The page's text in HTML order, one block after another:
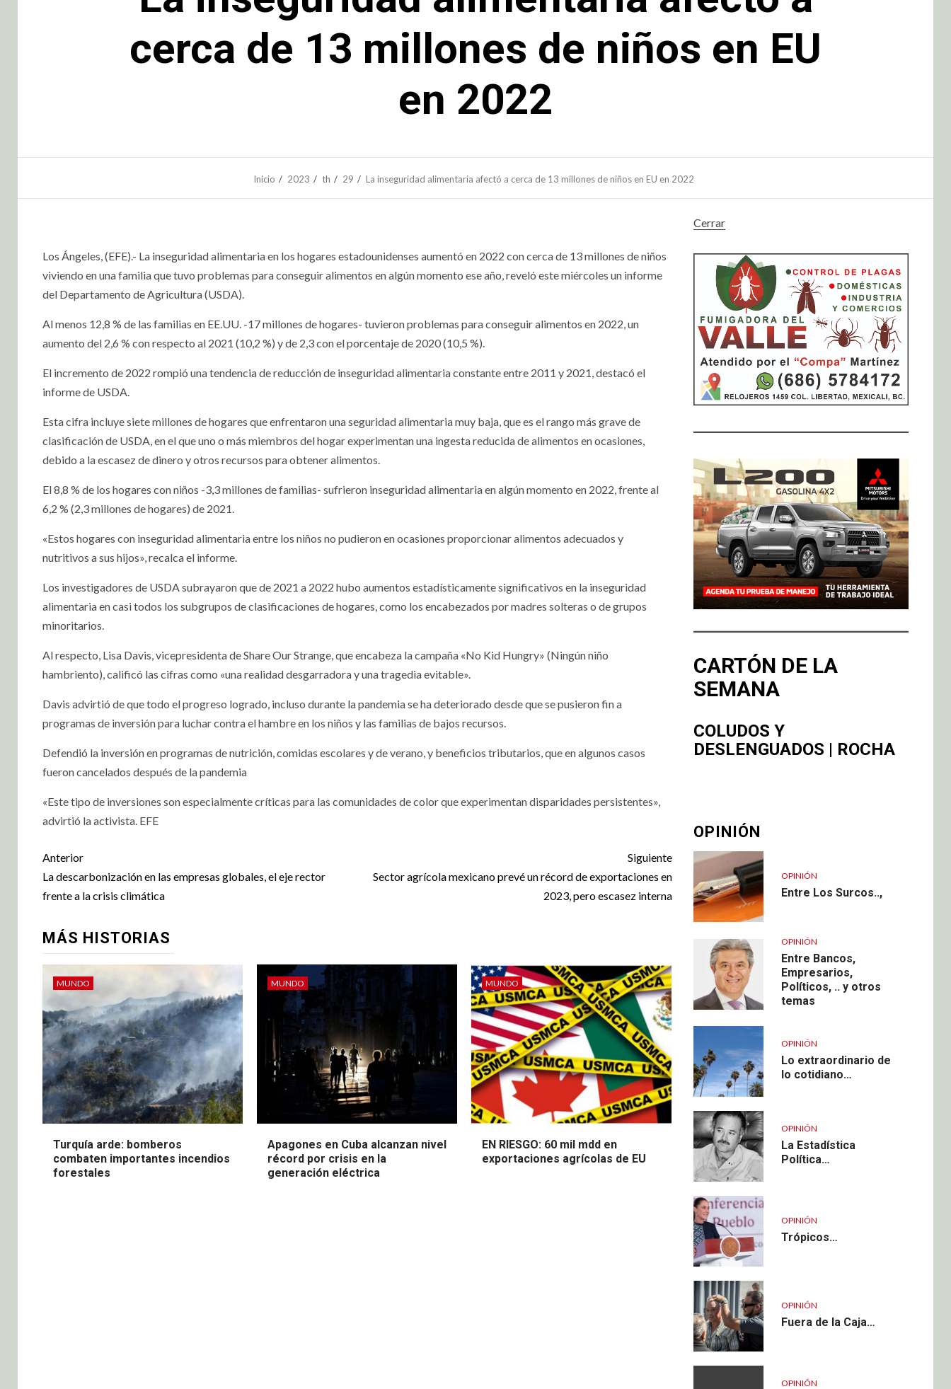
cerca de 13 millones de niños en EU
en 2022
Inicio 2023 th 29 La inseguridad alimentaria afectó a cerca de 13 millones de niños en EU en 2022
Los Ángeles, (EFE).- La inseguridad alimentaria en los hogares estadounidenses aumentó en 2022 con cerca de 13 millones de niños
viviendo en una familia que tuvo problemas para conseguir alimentos en algún momento ese año, reveló este miércoles un informe
del Departamento de Agricultura (USDA).
Al menos 12,8 % de las familias en EE.UU. -17 millones de hogares- tuvieron problemas para conseguir alimentos en 2022, un
aumento del 2,6 % con respecto al 2021 (10,2 %) y de 2,3 con el porcentaje de 2020 (10,5 %).
El incremento de 2022 rompió una tendencia de reducción de inseguridad alimentaria constante entre 2011 y 2021, destacó el
informe de USDA.
Esta cifra incluye siete millones de hogares que enfrentaron una seguridad alimentaria muy baja, que es el rango más grave de
clasificación de USDA, en el que uno o más miembros del hogar experimentan una ingesta reducida de alimentos en ocasiones,
debido a la escasez de dinero y otros recursos para obtener alimentos.
El 8,8 % de los hogares con niños -3,3 millones de familias- sufrieron inseguridad alimentaria en algún momento en 2022, frente al
6,2 % (2,3 millones de hogares) de 2021.
«Estos hogares con inseguridad alimentaria entre los niños no pudieron en ocasiones proporcionar alimentos adecuados y
nutritivos a sus hijos», recalca el informe.
Los investigadores de USDA subrayaron que de 2021 a 2022 hubo aumentos estadísticamente significativos en la inseguridad
alimentaria en casi todos los subgrupos de clasificaciones de hogares, como los encabezados por madres solteras o de grupos
minoritarios.
Al respecto, Lisa Davis, vicepresidenta de Share Our Strange, que encabeza la campaña «No Kid Hungry» (Ningún niño
hambriento), calificó las cifras como «una realidad desgarradora y una tragedia evitable».
Davis advirtió de que todo el progreso logrado, incluso durante la pandemia se ha deteriorado desde que se pusieron fin a
programas de inversión para luchar contra el hambre en los niños y las familias de bajos recursos.
Defendió la inversión en programas de nutrición, comidas escolares y de verano, y beneficios tributarios, que en algunos casos
fueron cancelados después de la pandemia
«Este tipo de inversiones son especialmente críticas para las comunidades de color que experimentan disparidades persistentes»,
advirtió la activista. EFE
Anterior
La descarbonización en las empresas globales, el eje rector
frente a la crisis climática
Siguiente
Sector agrícola mexicano prevé un récord de exportaciones en
2023, pero escasez interna
MÁS HISTORIAS
MUNDO
Turquía arde: bomberos
combaten importantes incendios
forestales
MUNDO
Apagones en Cuba alcanzan nivel
récord por crisis en la
generación eléctrica
MUNDO
EN RIESGO: 60 mil mdd en
exportaciones agrícolas de EU
Cerrar
CARTÓN DE LA
SEMANA
COLUDOS Y
DESLENGUADOS | ROCHA
OPINIÓN
OPINIÓN
Entre Los Surcos..,
OPINIÓN
Entre Bancos,
Empresarios,
Políticos, .. y otros
temas
OPINIÓN
Lo extraordinario de
lo cotidiano…
OPINIÓN
La Estadística
Política…
OPINIÓN
Trópicos…
OPINIÓN
Fuera de la Caja…
OPINIÓN